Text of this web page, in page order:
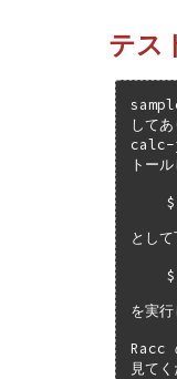
テス
して
calc-
トー
とし
を実
Racc
見てく